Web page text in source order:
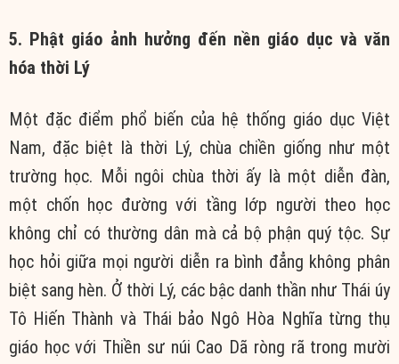
5. Phật giáo ảnh hưởng đến nền giáo dục và văn
hóa thời Lý
Một đặc điểm phổ biến của hệ thống giáo dục Việt
Nam, đặc biệt là thời Lý, chùa chiền giống như một
trường học. Mỗi ngôi chùa thời ấy là một diễn đàn,
một chốn học đường với tầng lớp người theo học
không chỉ có thường dân mà cả bộ phận quý tộc. Sự
học hỏi giữa mọi người diễn ra bình đẳng không phân
biệt sang hèn. Ở thời Lý, các bậc danh thần như Thái úy
Tô Hiến Thành và Thái bảo Ngô Hòa Nghĩa từng thụ
giáo học với Thiền sư núi Cao Dã ròng rã trong mười